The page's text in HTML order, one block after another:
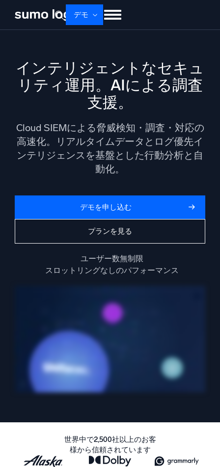
content
デモ
ドキュメント 学ぶ かいしゃじょうほう
ログイン 無料トライアル サポート
新着
独自アルゴリズム、機械学習、生成AI
インテリジェントセキュリティ運用
強力なログ可視化でクラウドセキュリティを解放
ダイナミックオブザーバビリティ
監視とトラブルシューティング
信頼され、認定済み
インテリジェントなセキュ
リティ運用。AIによる調査
支援。
Cloud SIEMによる脅威検知・調査・対応の
高速化。リアルタイムデータとログ優先イ
ンテリジェンスを基盤とした行動分析と自
動化。
デモを申し込む
プランを見る
ユーザー数無制限
スロットリングなしのパフォーマンス
世界中で2,500社以上のお客
様から信頼されています